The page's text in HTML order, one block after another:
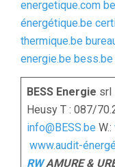
energetique.com
énergétique.be
thermique.be
energie.be bess.be
BESS Energie srl
Heusy T : 087/
info@BESS.be W.:
www.audit-
RW AMURE &